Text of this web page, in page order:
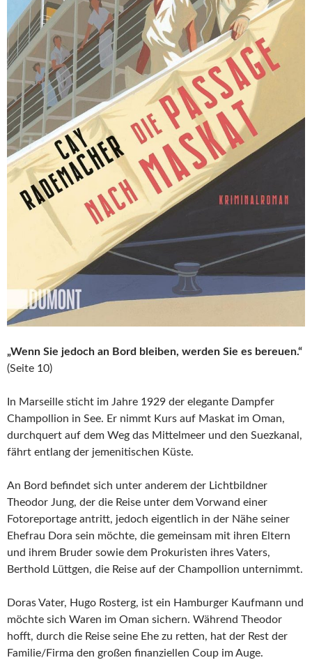
„Wenn Sie jedoch an Bord bleiben, werden Sie es bereuen.“
(Seite 10)
In Marseille sticht im Jahre 1929 der elegante Dampfer
Champollion in See. Er nimmt Kurs auf Maskat im Oman,
durchquert auf dem Weg das Mittelmeer und den Suezkanal,
fährt entlang der jemenitischen Küste.
An Bord befindet sich unter anderem der Lichtbildner
Theodor Jung, der die Reise unter dem Vorwand einer
Fotoreportage antritt, jedoch eigentlich in der Nähe seiner
Ehefrau Dora sein möchte, die gemeinsam mit ihren Eltern
und ihrem Bruder sowie dem Prokuristen ihres Vaters,
Berthold Lüttgen, die Reise auf der Champollion unternimmt.
Doras Vater, Hugo Rosterg, ist ein Hamburger Kaufmann und
möchte sich Waren im Oman sichern. Während Theodor
hofft, durch die Reise seine Ehe zu retten, hat der Rest der
Familie/Firma den großen finanziellen Coup im Auge.